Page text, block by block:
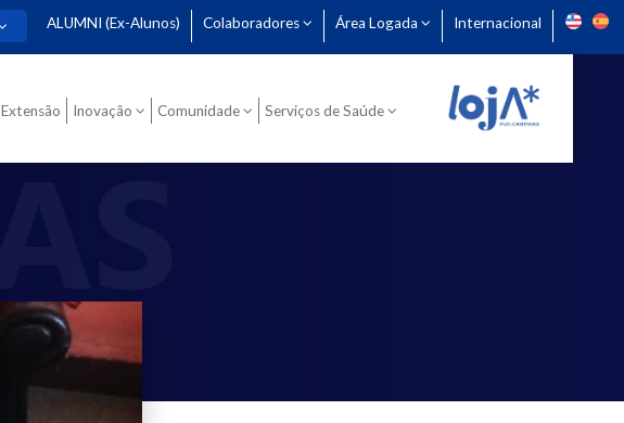
ALUMNI (Ex-Alunos) Colaboradores Área Logada Internacional
Extensão Inovação Comunidade Serviços de Saúde